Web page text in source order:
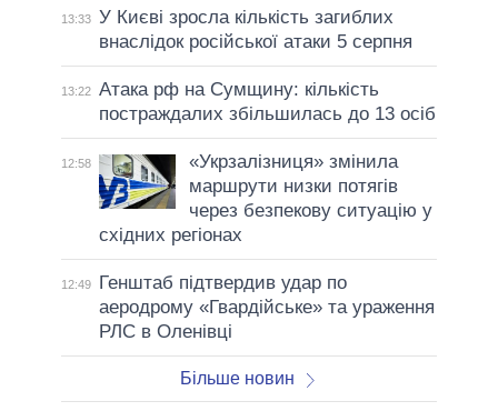
13:33 У Києві зросла кількість загиблих
внаслідок російської атаки 5 серпня
13:22 Атака рф на Сумщину: кількість
постраждалих збільшилась до 13 осіб
12:58
«Укрзалізниця» змінила
маршрути низки потягів
через безпекову ситуацію у
східних регіонах
12:49
Генштаб підтвердив удар по
аеродрому «Гвардійське» та ураження
РЛС в Оленівці
Більше новин